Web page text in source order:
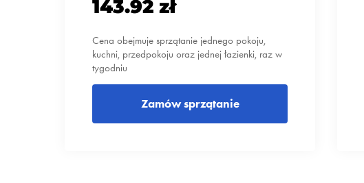
143.92 zł
Cena obejmuje sprzątanie jednego pokoju,
kuchni, przedpokoju oraz jednej łazienki, raz w
tygodniu
Zamów sprzątanie